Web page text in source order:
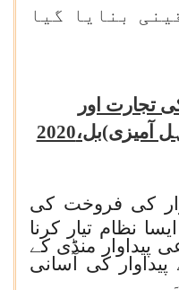
بنایا گیا
تجارت اور
کی فروخت کی
نظام تیار کرنا
پیداوار منڈی کے
کی آسانی